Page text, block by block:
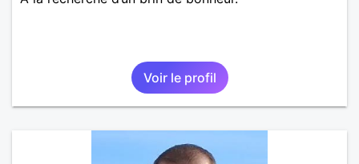
Voir le profil